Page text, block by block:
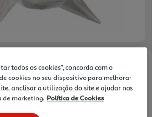
todos os cookies", concorda com o
cookies no seu dispositivo para melhorar
analisar a utilização do site e ajudar nas
de marketing. Política de Cookies